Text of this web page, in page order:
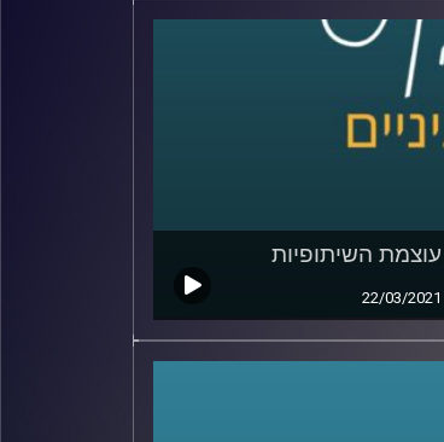
עוצמת השיתופיות
22/03/2021